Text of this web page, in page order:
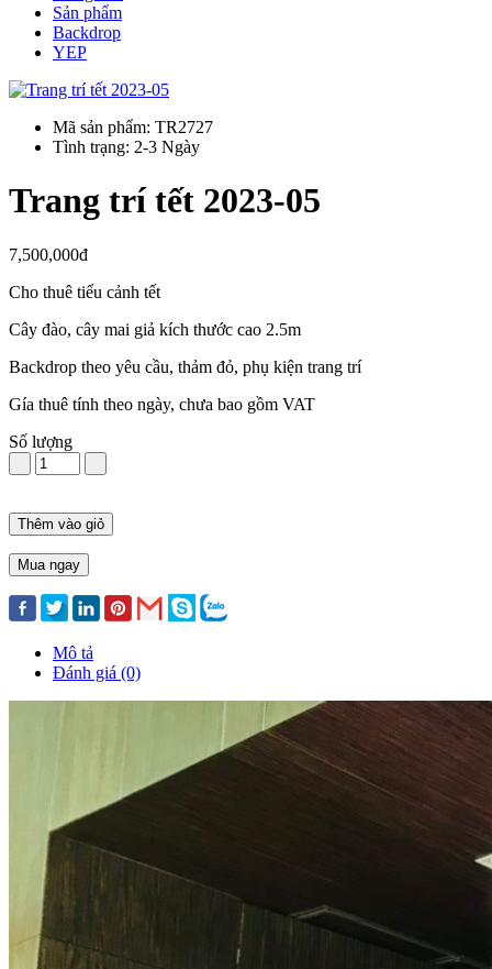
Sản phẩm
Backdrop
YEP
Mã sản phẩm: TR2727
Tình trạng: 2-3 Ngày
Trang trí tết 2023-05
7,500,000đ
Cho thuê tiểu cảnh tết
Cây đào, cây mai giả kích thước cao 2.5m
Backdrop theo yêu cầu, thảm đỏ, phụ kiện trang trí
Gía thuê tính theo ngày, chưa bao gồm VAT
Số lượng
Thêm vào giỏ
Mua ngay
Mô tả
Đánh giá (0)